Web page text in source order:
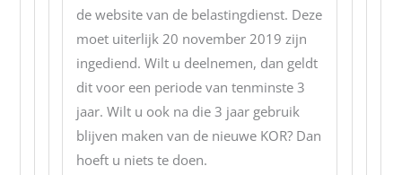
de website van de belastingdienst. Deze
moet uiterlijk 20 november 2019 zijn
ingediend. Wilt u deelnemen, dan geldt
dit voor een periode van tenminste 3
jaar. Wilt u ook na die 3 jaar gebruik
blijven maken van de nieuwe KOR? Dan
hoeft u niets te doen.